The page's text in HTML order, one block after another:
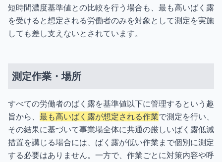
短時間濃度基準値との比較を行う場合も、最も高いばく露
を受けると想定される労働者のみを対象として測定を実施
しても差し支えないとされています。
測定作業・場所
すべての労働者のばく露を基準値以下に管理するという趣
旨から、 最も高いばく露が想定される作業で測定を行い、
その結果に基づいて事業場全体に共通の厳しいばく露低減
措置を講じる場合には、ばく露が低い作業まで個別に測定
する必要はありません。一方で、作業ごとに対策内容や呼